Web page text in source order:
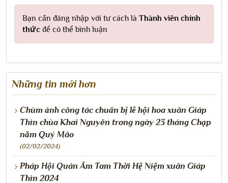
Bạn cần đăng nhập với tư cách là Thành viên chính
thức để có thể bình luận
Những tin mới hơn
Chùm ảnh công tác chuẩn bị lễ hội hoa xuân Giáp
Thìn chùa Khai Nguyên trong ngày 23 tháng Chạp
năm Quý Mão
(02/02/2024)
Pháp Hội Quán Âm Tam Thời Hệ Niệm xuân Giáp
Thìn 2024